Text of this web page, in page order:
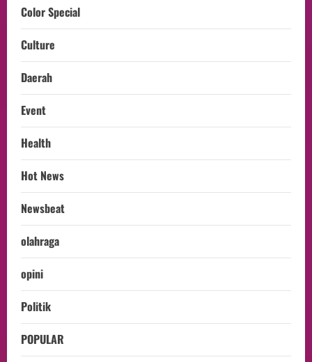
Color Special
Culture
Daerah
Event
Health
Hot News
Newsbeat
olahraga
opini
Politik
POPULAR